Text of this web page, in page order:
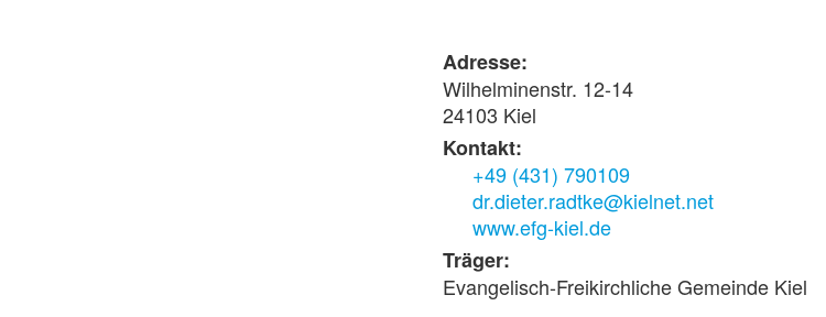
Adresse:
Wilhelminenstr. 12-14
24103 Kiel
Kontakt:
+49 (431) 790109
dr.dieter.radtke@kielnet.net
www.efg-kiel.de
Träger:
Evangelisch-Freikirchliche Gemeinde Kiel